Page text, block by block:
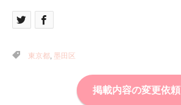
東京都, 墨田区
掲載内容の変更依頼